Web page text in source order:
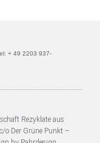
+ 49 2203 937-
Rezyklate aus
o Der Grüne Punkt –